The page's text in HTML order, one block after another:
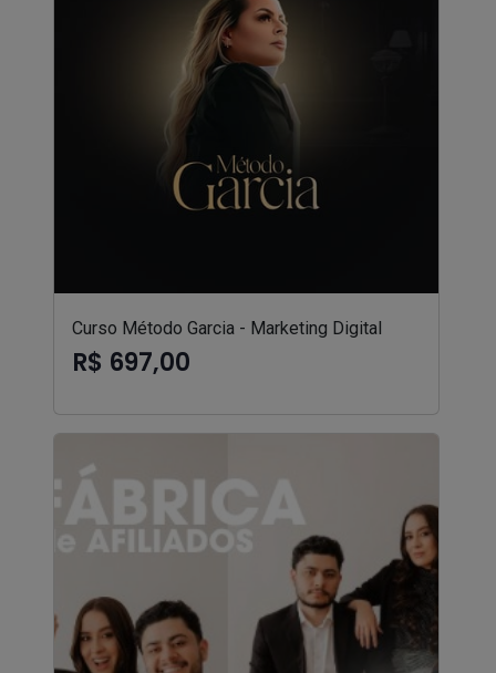
Curso Método Garcia - Marketing Digital
R$ 697,00